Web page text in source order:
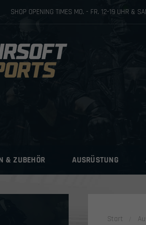
SHOP OPENING TIMES MO. - FR. 12-19 UHR &
& ZUBEHÖR AUSRÜSTUNG
Start